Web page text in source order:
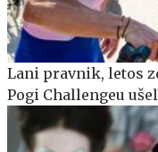
Lani pravnik, letos
Pogi Challengeu